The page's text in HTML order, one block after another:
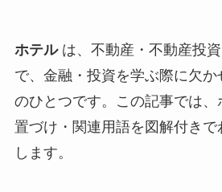
ホテルは、不動産・不動産投
で、金融・投資を学ぶ際に欠か
のひとつです。この記事では、
置づけ・関連用語を図解付き
します。